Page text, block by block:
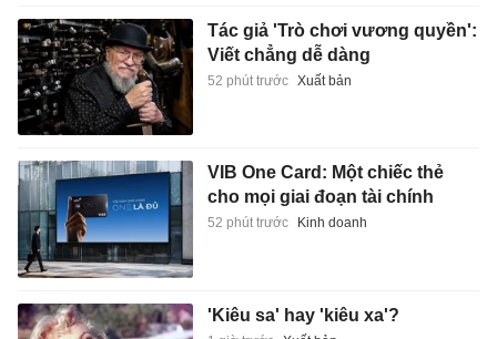
Tác giả 'Trò chơi vương quyền':
Viết chẳng dễ dàng
52 phút trước Xuất bản
VIB One Card: Một chiếc thẻ
cho mọi giai đoạn tài chính
52 phút trước Kinh doanh
'Kiêu sa' hay 'kiêu xa'?